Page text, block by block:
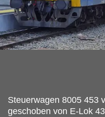
Steuerwagen 8005 453
geschoben von E-Lok